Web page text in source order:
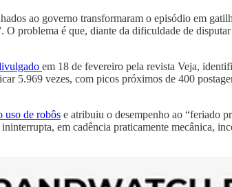
ao governo transformaram o episódio em
O problema é que, diante da dificuldade de
em 18 de fevereiro pela revista Veja,
5.969 vezes, com picos próximos de 400
uso de robôs e atribuiu o desempenho ao “feriado
em cadência praticamente mecânica,